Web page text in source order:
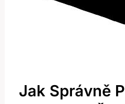
Jak Správně